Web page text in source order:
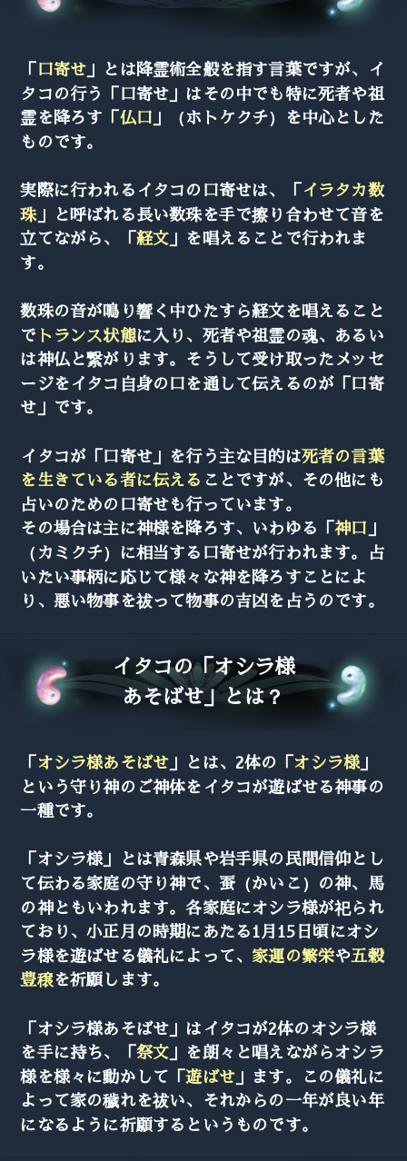
「口寄せ 」とは降霊術全般を指す言葉ですが、イ
タコの行う「口寄せ」はその中でも特に死者や祖
霊を降ろす「仏口 」（ホトケクチ）を中心とした
ものです。
実際に行われるイタコの口寄せは、「イラタカ数
珠」と呼ばれる長い数珠を手で擦り合わせて音を
立てながら、「経文 」を唱えることで行われま
す。
数珠の音が鳴り響く中ひたすら経文を唱えること
で トランス状態に入り、死者や祖霊の魂、あるい
は神仏と繋がります。そうして受け取ったメッセ
ージをイタコ自身の口を通して伝えるのが「口寄
せ」です。
イタコが「口寄せ」を行う主な目的は死者の言葉
を生きている者に伝える ことですが、その他にも
占いのための口寄せも行っています。
その場合は主に神様を降ろす、いわゆる「神口 」
（カミクチ）に相当する口寄せが行われます。占
いたい事柄に応じて様々な神を降ろすことによ
り、悪い物事を祓って物事の吉凶を占うのです。
イタコの「オシラ様
あそばせ」とは？
「オシラ様あそばせ 」とは、2体の「オシラ様」
という守り神のご神体をイタコが遊ばせる神事の
一種です。
「オシラ様」とは青森県や岩手県の民間信仰とし
て伝わる家庭の守り神で、蚕（かいこ）の神、馬
の神ともいわれます。各家庭にオシラ様が祀られ
ており、小正月の時期にあたる1月15日頃にオシ
ラ様を遊ばせる儀礼によって、 家運の繁栄や五穀
豊穣を祈願します。
「オシラ様あそばせ」はイタコが2体のオシラ様
を手に持ち、「祭文」を朗々と唱えながらオシラ
様を様々に動かして「遊ばせ 」ます。この儀礼に
よって家の穢れを祓い、それからの一年が良い年
になるように祈願するというものです。